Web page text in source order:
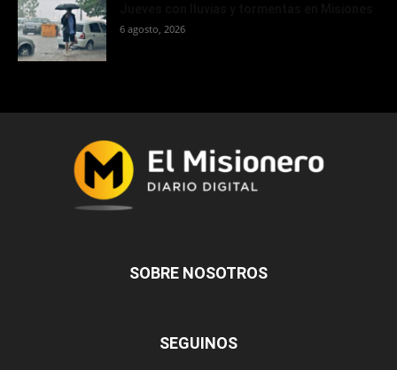
6 agosto, 2026
SOBRE NOSOTROS
SEGUINOS